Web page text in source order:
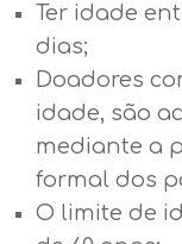
Ter idade
dias;
Doadores
idade, são
mediante a
formal dos
O limite de